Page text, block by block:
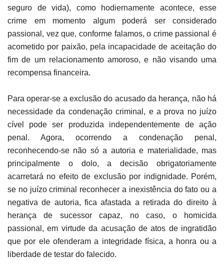
seguro de vida), como hodiernamente acontece, esse
crime em momento algum poderá ser considerado
passional, vez que, conforme falamos, o crime passional é
acometido por paixão, pela incapacidade de aceitação do
fim de um relacionamento amoroso, e não visando uma
recompensa financeira.
Para operar-se a exclusão do acusado da herança, não há
necessidade da condenação criminal, e a prova no juízo
cível pode ser produzida independentemente de ação
penal. Agora, ocorrendo a condenação penal,
reconhecendo-se não só a autoria e materialidade, mas
principalmente o dolo, a decisão obrigatoriamente
acarretará no efeito de exclusão por indignidade. Porém,
se no juízo criminal reconhecer a inexistência do fato ou a
negativa de autoria, fica afastada a retirada do direito à
herança de sucessor capaz, no caso, o homicida
passional, em virtude da acusação de atos de ingratidão
que por ele ofenderam a integridade física, a honra ou a
liberdade de testar do falecido.